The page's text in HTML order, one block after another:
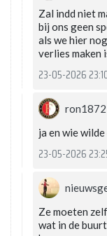
Zal indd niet
bij ons geen
als we hier
verlies maken
23-05-2026
ron1872
ja en wie
23-05-2026
Ze moeten
wat in de